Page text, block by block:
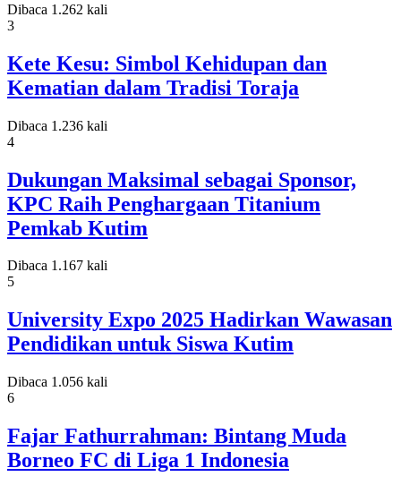
Dibaca 1.262 kali
3
Kete Kesu: Simbol Kehidupan dan
Kematian dalam Tradisi Toraja
Dibaca 1.236 kali
4
Dukungan Maksimal sebagai Sponsor,
KPC Raih Penghargaan Titanium
Pemkab Kutim
Dibaca 1.167 kali
5
University Expo 2025 Hadirkan Wawasan
Pendidikan untuk Siswa Kutim
Dibaca 1.056 kali
6
Fajar Fathurrahman: Bintang Muda
Borneo FC di Liga 1 Indonesia